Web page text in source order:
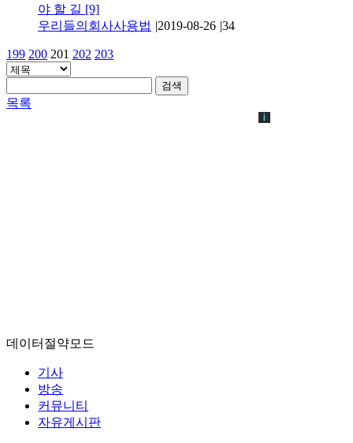
야 할 길 [9]
우리들의회사사용법 |2019-08-26 |34
199 200 201 202 203
검색
목록
데이터절약모드
기사
방송
커뮤니티
자유게시판